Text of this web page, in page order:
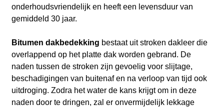
onderhoudsvriendelijk en heeft een levensduur van
gemiddeld 30 jaar.
Bitumen dakbedekking bestaat uit stroken dakleer die
overlappend op het platte dak worden gebrand. De
naden tussen de stroken zijn gevoelig voor slijtage,
beschadigingen van buitenaf en na verloop van tijd ook
uitdroging. Zodra het water de kans krijgt om in deze
naden door te dringen, zal er onvermijdelijk lekkage